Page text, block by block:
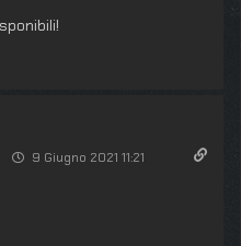
9 Giugno 2021 11:21